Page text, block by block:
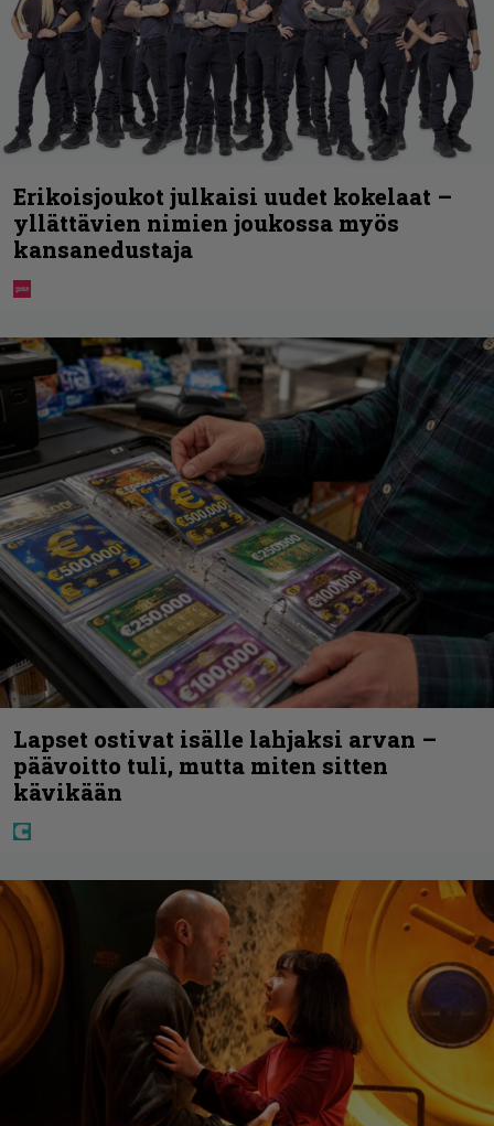
Erikoisjoukot julkaisi uudet kokelaat –
yllättävien nimien joukossa myös
kansanedustaja
Lapset ostivat isälle lahjaksi arvan –
päävoitto tuli, mutta miten sitten
kävikään